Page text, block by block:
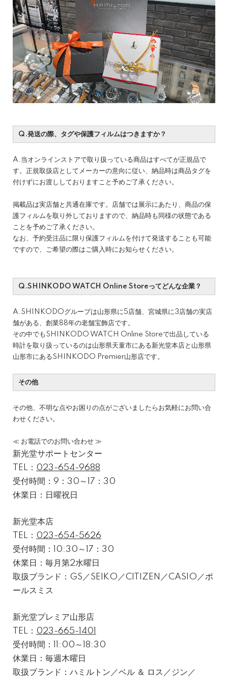
Q.発送の際、タグや保護フィルムはつきますか？
A.当オンラインストアで取り扱っている商品はすべてが正規品で
す。正規取扱店としてメーカーの意向に従い、納品時は商品タグを
付けずにお渡ししておりますこと予めご了承ください。
掲載品は実店舗と共通在庫です。店舗では展示にあたり、商品の保
護フィルムを取り外しておりますので、納品時も同様の状態である
ことを予めご了承ください。
なお、予約受注品に限り保護フィルムを付けて発送することも可能
ですので、ご希望の際はご購入時にお知らせください。
Q.SHINKODO WATCH Online Storeってどんな企業？
A.SHINKODOグループは山形県に5店舗、宮城県に3店舗の実店
舗がある、創業88年の老舗宝飾店です。
その中でもSHINKODO WATCH Online Storeで出品している
時計を取り扱っているのは山形県天童市にある新光堂本店と山形県
山形市にあるSHINKODO Premier山形店です。
その他
その他、不明な点やお困りの点がございましたらお気軽にお問い合
わせください。
≪ お電話でのお問い合わせ ≫
新光堂サポートセンター
TEL： 023-654-9688
受付時間：9：30～17：30
休業日：日曜祝日
新光堂本店
TEL： 023-654-5626
受付時間：10:30～17：30
休業日：毎月第2水曜日
取扱ブランド：GS／SEIKO／CITIZEN／CASIO／ポ
ールスミス
新光堂プレミア山形店
TEL： 023-665-1401
受付時間：11:00～18:30
休業日：毎週木曜日
取扱ブランド：ハミルトン／ベル ＆ ロス／ジン／